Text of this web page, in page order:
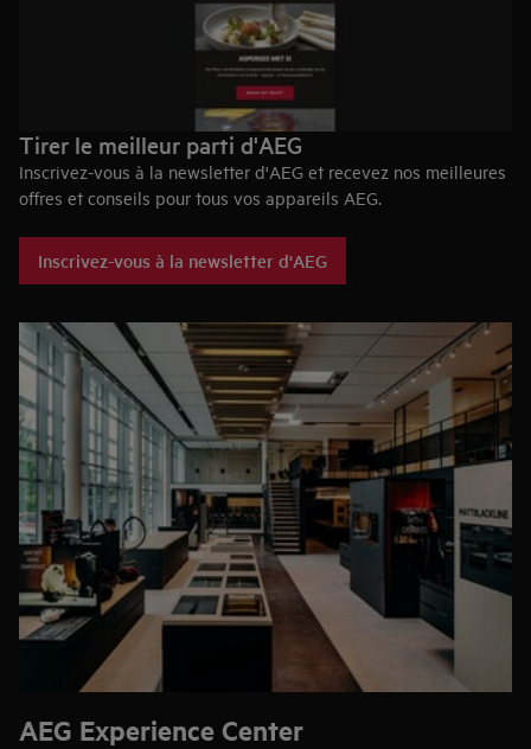
Tirer le meilleur parti d'AEG
Inscrivez-vous à la newsletter d'AEG et recevez nos meilleures
offres et conseils pour tous vos appareils AEG.
Des réductions et des offres qui vous conviennent
limiter le gaspillage
Informations sur les nouveaux produits et accessoires
Enregistrement de vos produits pour plus d'avantages
Inscrivez-vous à la newsletter d'AEG
AEG Experience Center